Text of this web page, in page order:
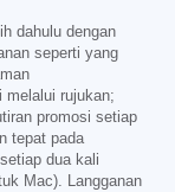
dahulu dengan
seperti yang
melalui rujukan;
promosi setiap
tepat pada
setiap dua kali
Mac). Langganan